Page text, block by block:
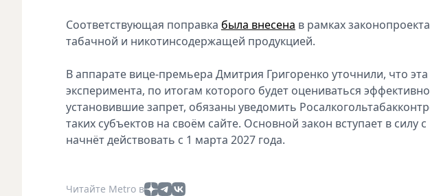
Соответствующая поправка была внесена в рамках
табачной и никотинсодержащей продукцией.
В аппарате вице-премьера Дмитрия Григоренко уточнили, что
эксперимента, по итогам которого будет оцениваться
установившие запрет, обязаны уведомить
таких субъектов на своём сайте. Основной закон вступает в силу
начнёт действовать с 1 марта 2027 года.
Читайте Metro в